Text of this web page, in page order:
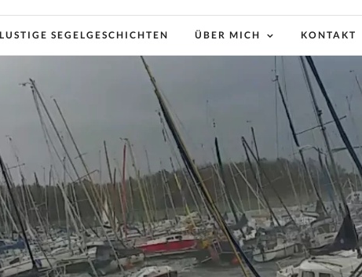
LUSTIGE SEGELGESCHICHTEN ÜBER MICH KONTAKT